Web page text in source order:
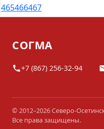
465466467
СОГМА
+7 (867) 256-32-94
© 2012–2026 Северо-
Все права защищены.